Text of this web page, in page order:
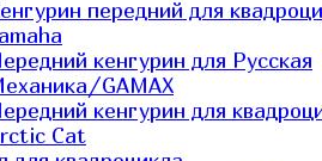
передний для
кенгурин для Русская
GAMAX
кенгурин для
Cat